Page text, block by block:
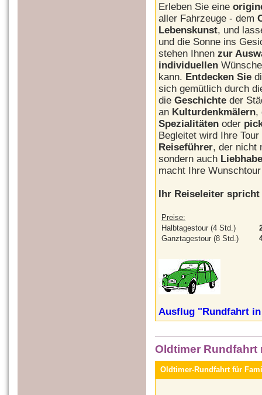
Erleben Sie eine
aller Fahrzeuge - dem
Lebenskunst, und
und die Sonne ins
stehen Ihnenzur
individuellen
kann. Entdecken Sie
sich gemütlich durch
dieGeschichte der
an Kulturdenkmälern,
Spezialitäten oder
Begleitet wird Ihre
Reiseführer, der nicht
sondern auch
macht Ihre
Ihr Reiseleiter spricht
Preise:
Halbtagestour (4 Std.)
Ganztagestour (8 Std.)
Ausflug "Rundfahrt
Oldtimer Rundfahrt
Oldtimer-Rundfahrt für